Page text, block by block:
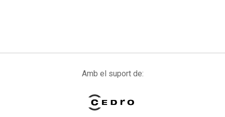
Amb el suport de: